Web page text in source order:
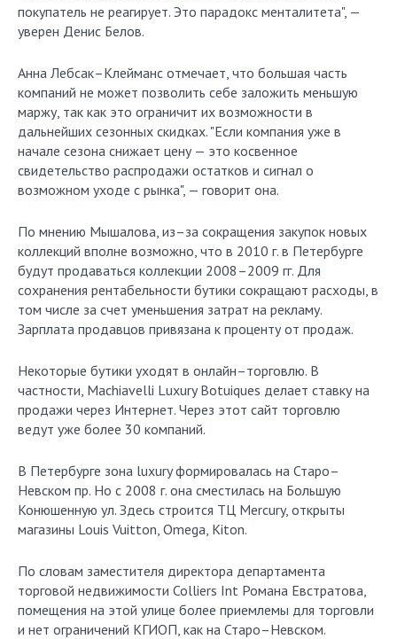
покупатель не реагирует. Это парадокс менталитета", —
уверен Денис Белов.
Анна Лебсак–Клейманс отмечает, что большая часть
компаний не может позволить себе заложить меньшую
маржу, так как это ограничит их возможности в
дальнейших сезонных скидках. "Если компания уже в
начале сезона снижает цену — это косвенное
свидетельство распродажи остатков и сигнал о
возможном уходе с рынка", — говорит она.
По мнению Мышалова, из–за сокращения закупок новых
коллекций вполне возможно, что в 2010 г. в Петербурге
будут продаваться коллекции 2008–2009 гг. Для
сохранения рентабельности бутики сокращают расходы, в
том числе за счет уменьшения затрат на рекламу.
Зарплата продавцов привязана к проценту от продаж.
Некоторые бутики уходят в онлайн–торговлю. В
частности, Machiavelli Luxury Botuiques делает ставку на
продажи через Интернет. Через этот сайт торговлю
ведут уже более 30 компаний.
В Петербурге зона luxury формировалась на Старо–
Невском пр. Но с 2008 г. она сместилась на Большую
Конюшенную ул. Здесь строится ТЦ Mercury, открыты
магазины Louis Vuitton, Omega, Kiton.
По словам заместителя директора департамента
торговой недвижимости Colliers Int Романа Евстратова,
помещения на этой улице более приемлемы для торговли
и нет ограничений КГИОП, как на Старо–Невском.